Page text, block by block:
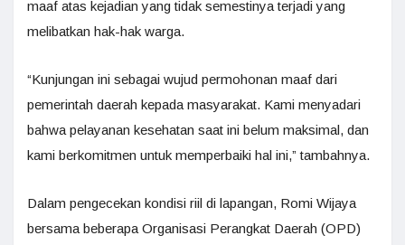
maaf atas kejadian yang tidak semestinya terjadi yang
melibatkan hak-hak warga.
“Kunjungan ini sebagai wujud permohonan maaf dari
pemerintah daerah kepada masyarakat. Kami menyadari
bahwa pelayanan kesehatan saat ini belum maksimal, dan
kami berkomitmen untuk memperbaiki hal ini,” tambahnya.
Dalam pengecekan kondisi riil di lapangan, Romi Wijaya
bersama beberapa Organisasi Perangkat Daerah (OPD)